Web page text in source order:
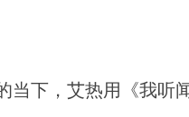
当下，艾热用《我听